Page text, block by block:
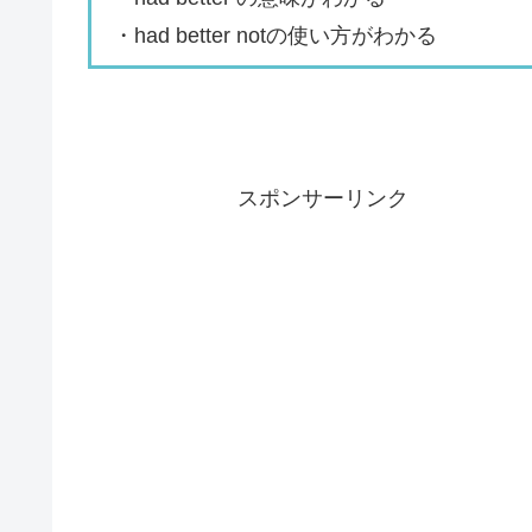
・had better notの使い方がわかる
スポンサーリンク